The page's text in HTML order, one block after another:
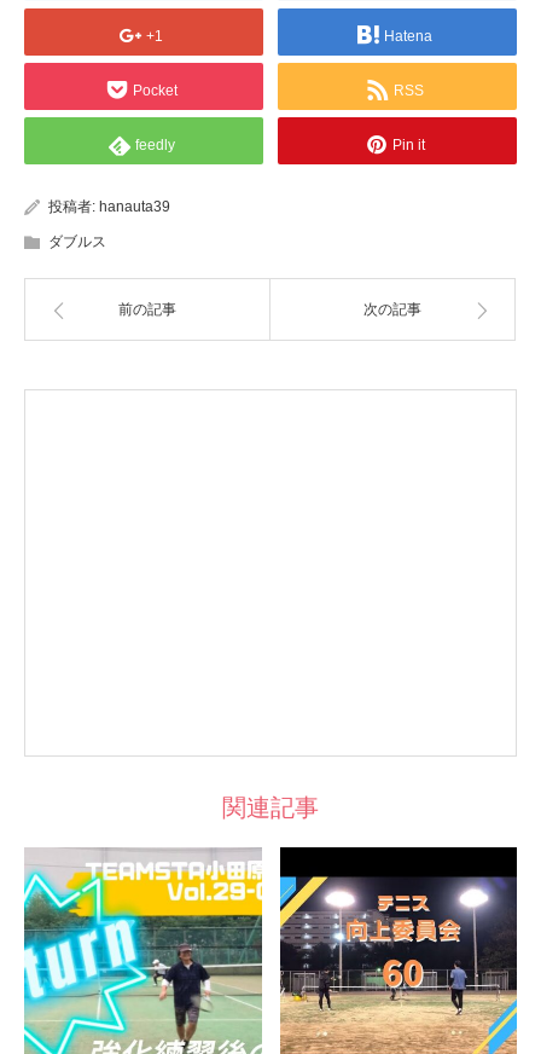
+1 Hatena
Pocket RSS
feedly Pin it
投稿者: hanauta39
ダブルス
前の記事 次の記事
関連記事